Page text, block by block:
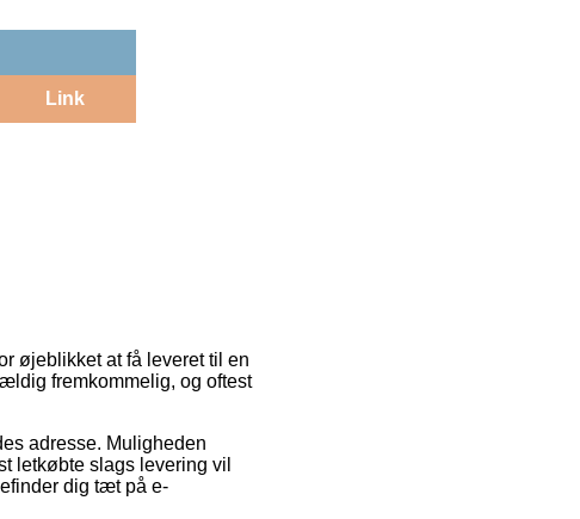
Link
øjeblikket at få leveret til en
fremkommelig, og oftest
adresse. Muligheden
letkøbte slags levering vil
dig tæt på e-